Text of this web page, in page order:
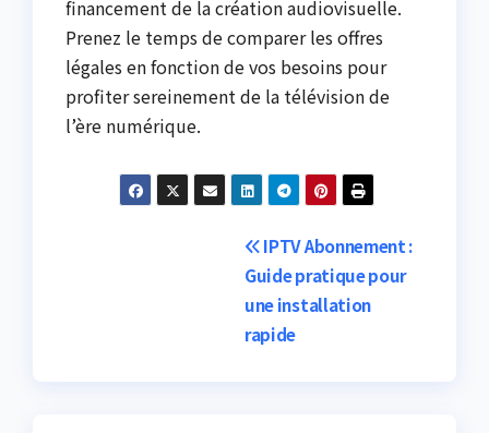
financement de la création audiovisuelle.
Prenez le temps de comparer les offres
légales en fonction de vos besoins pour
profiter sereinement de la télévision de
l’ère numérique.
IPTV Abonnement :
Guide pratique pour
une installation
rapide